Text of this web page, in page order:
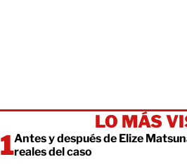
LO MÁS
Antes y después de Elize
reales del caso